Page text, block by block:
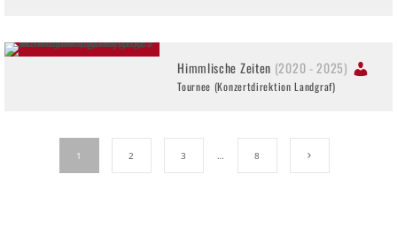
Himmlische Zeiten (2020 - 2025)
Tournee (Konzertdirektion Landgraf)
1 2 3 … 8